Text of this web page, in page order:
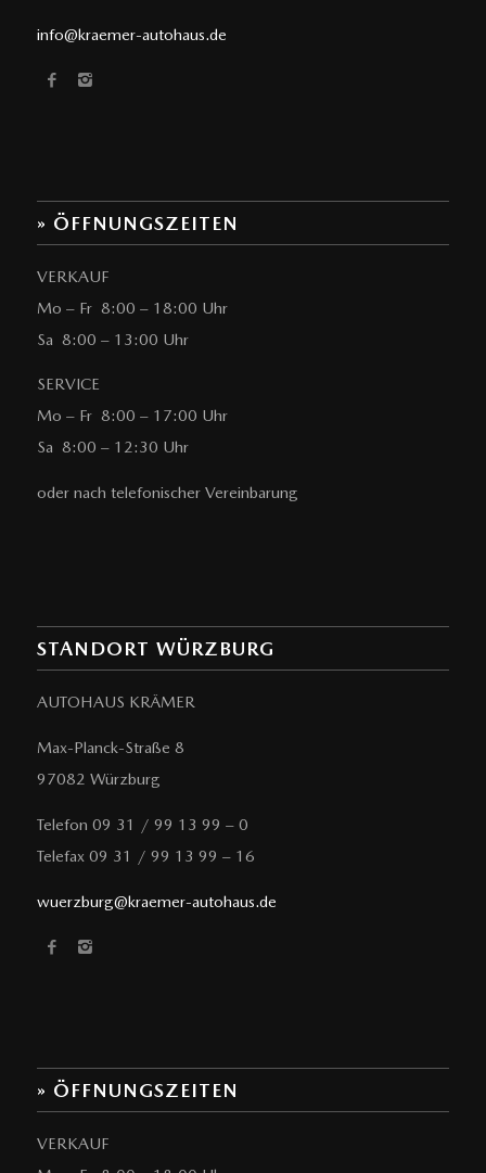
info@kraemer-autohaus.de
» ÖFFNUNGSZEITEN
VERKAUF
Mo – Fr 8:00 – 18:00 Uhr
Sa 8:00 – 13:00 Uhr
SERVICE
Mo – Fr 8:00 – 17:00 Uhr
Sa 8:00 – 12:30 Uhr
oder nach telefonischer Vereinbarung
STANDORT WÜRZBURG
AUTOHAUS KRÄMER
Max-Planck-Straße 8
97082 Würzburg
Telefon 09 31 / 99 13 99 – 0
Telefax 09 31 / 99 13 99 – 16
wuerzburg@kraemer-autohaus.de
» ÖFFNUNGSZEITEN
VERKAUF